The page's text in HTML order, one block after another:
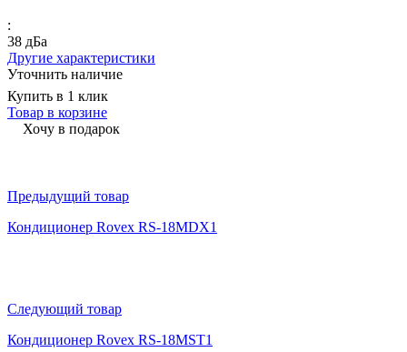
:
38 дБа
Другие характеристики
Уточнить наличие
Купить в 1 клик
Товар в корзине
Хочу в подарок
Предыдущий товар
Кондиционер Rovex RS-18MDX1
Следующий товар
Кондиционер Rovex RS-18MST1